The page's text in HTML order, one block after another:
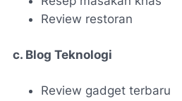
Review restoran
c. Blog Teknologi
Review gadget terbaru